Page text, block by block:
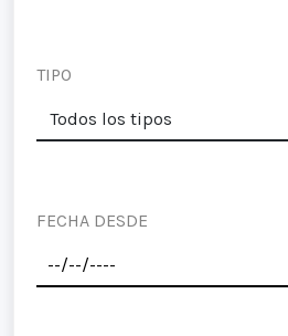
TIPO
FECHA DESDE